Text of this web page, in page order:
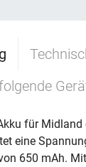
für
eine
650 mAh.